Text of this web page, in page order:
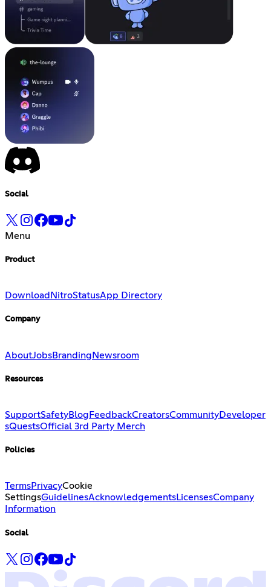
Social
Menu
Product
Download NitroStatusApp Directory
Company
AboutJobsBranding Newsroom
Resources
SupportSafetyBlog FeedbackCreatorsCommunityDeveloper
sQuestsOfficial 3rd Party Merch
Policies
TermsPrivacyCookie
SettingsGuidelinesAcknowledgementsLicensesCompany
Information
Social